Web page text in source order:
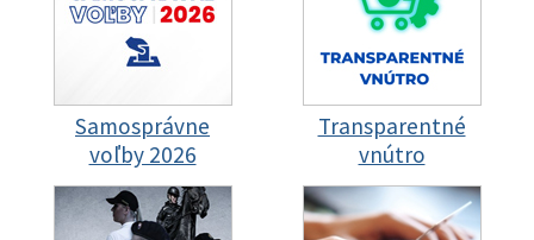
Samosprávne
voľby 2026
Transparentné
vnútro